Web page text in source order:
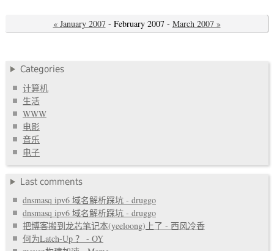
« January 2007- February 2007 - March 2007 »
Categories
计算机
生活
WWW
电影
音乐
电子
Last comments
dnsmasq ipv6 域名解析踩坑 - druggo
dnsmasq ipv6 域名解析踩坑 - druggo
把博客搬到龙芯笔记本(yeeloong)上了 - 西风冷香
何为Latch-Up ？ - OY